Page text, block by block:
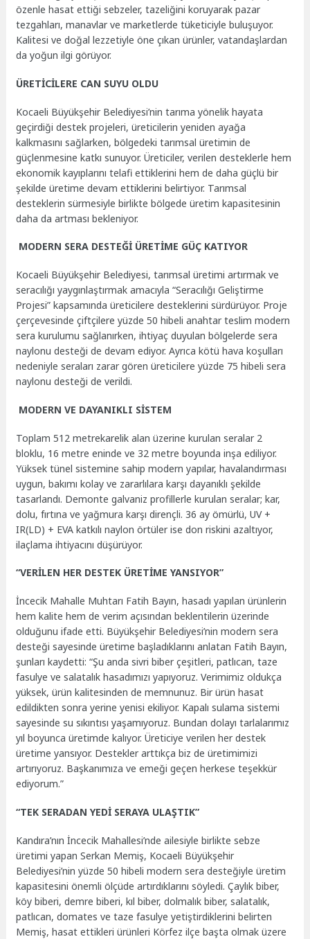
özenle hasat ettiği sebzeler, tazeliğini koruyarak pazar
tezgahları, manavlar ve marketlerde tüketiciyle buluşuyor.
Kalitesi ve doğal lezzetiyle öne çıkan ürünler, vatandaşlardan
da yoğun ilgi görüyor.
ÜRETİCİLERE CAN SUYU OLDU
Kocaeli Büyükşehir Belediyesi’nin tarıma yönelik hayata
geçirdiği destek projeleri, üreticilerin yeniden ayağa
kalkmasını sağlarken, bölgedeki tarımsal üretimin de
güçlenmesine katkı sunuyor. Üreticiler, verilen desteklerle hem
ekonomik kayıplarını telafi ettiklerini hem de daha güçlü bir
şekilde üretime devam ettiklerini belirtiyor. Tarımsal
desteklerin sürmesiyle birlikte bölgede üretim kapasitesinin
daha da artması bekleniyor.
MODERN SERA DESTEĞİ ÜRETİME GÜÇ KATIYOR
Kocaeli Büyükşehir Belediyesi, tarımsal üretimi artırmak ve
seracılığı yaygınlaştırmak amacıyla “Seracılığı Geliştirme
Projesi” kapsamında üreticilere desteklerini sürdürüyor. Proje
çerçevesinde çiftçilere yüzde 50 hibeli anahtar teslim modern
sera kurulumu sağlanırken, ihtiyaç duyulan bölgelerde sera
naylonu desteği de devam ediyor. Ayrıca kötü hava koşulları
nedeniyle seraları zarar gören üreticilere yüzde 75 hibeli sera
naylonu desteği de verildi.
MODERN VE DAYANIKLI SİSTEM
Toplam 512 metrekarelik alan üzerine kurulan seralar 2
bloklu, 16 metre eninde ve 32 metre boyunda inşa ediliyor.
Yüksek tünel sistemine sahip modern yapılar, havalandırması
uygun, bakımı kolay ve zararlılara karşı dayanıklı şekilde
tasarlandı. Demonte galvaniz profillerle kurulan seralar; kar,
dolu, fırtına ve yağmura karşı dirençli. 36 ay ömürlü, UV +
IR(LD) + EVA katkılı naylon örtüler ise don riskini azaltıyor,
ilaçlama ihtiyacını düşürüyor.
“VERİLEN HER DESTEK ÜRETİME YANSIYOR”
İncecik Mahalle Muhtarı Fatih Bayın, hasadı yapılan ürünlerin
hem kalite hem de verim açısından beklentilerin üzerinde
olduğunu ifade etti. Büyükşehir Belediyesi’nin modern sera
desteği sayesinde üretime başladıklarını anlatan Fatih Bayın,
şunları kaydetti: “Şu anda sivri biber çeşitleri, patlıcan, taze
fasulye ve salatalık hasadımızı yapıyoruz. Verimimiz oldukça
yüksek, ürün kalitesinden de memnunuz. Bir ürün hasat
edildikten sonra yerine yenisi ekiliyor. Kapalı sulama sistemi
sayesinde su sıkıntısı yaşamıyoruz. Bundan dolayı tarlalarımız
yıl boyunca üretimde kalıyor. Üreticiye verilen her destek
üretime yansıyor. Destekler arttıkça biz de üretimimizi
artırıyoruz. Başkanımıza ve emeği geçen herkese teşekkür
ediyorum.”
“TEK SERADAN YEDİ SERAYA ULAŞTIK”
Kandıra’nın İncecik Mahallesi’nde ailesiyle birlikte sebze
üretimi yapan Serkan Memiş, Kocaeli Büyükşehir
Belediyesi’nin yüzde 50 hibeli modern sera desteğiyle üretim
kapasitesini önemli ölçüde artırdıklarını söyledi. Çaylık biber,
köy biberi, demre biberi, kıl biber, dolmalık biber, salatalık,
patlıcan, domates ve taze fasulye yetiştirdiklerini belirten
Memiş, hasat ettikleri ürünleri Körfez ilçe başta olmak üzere